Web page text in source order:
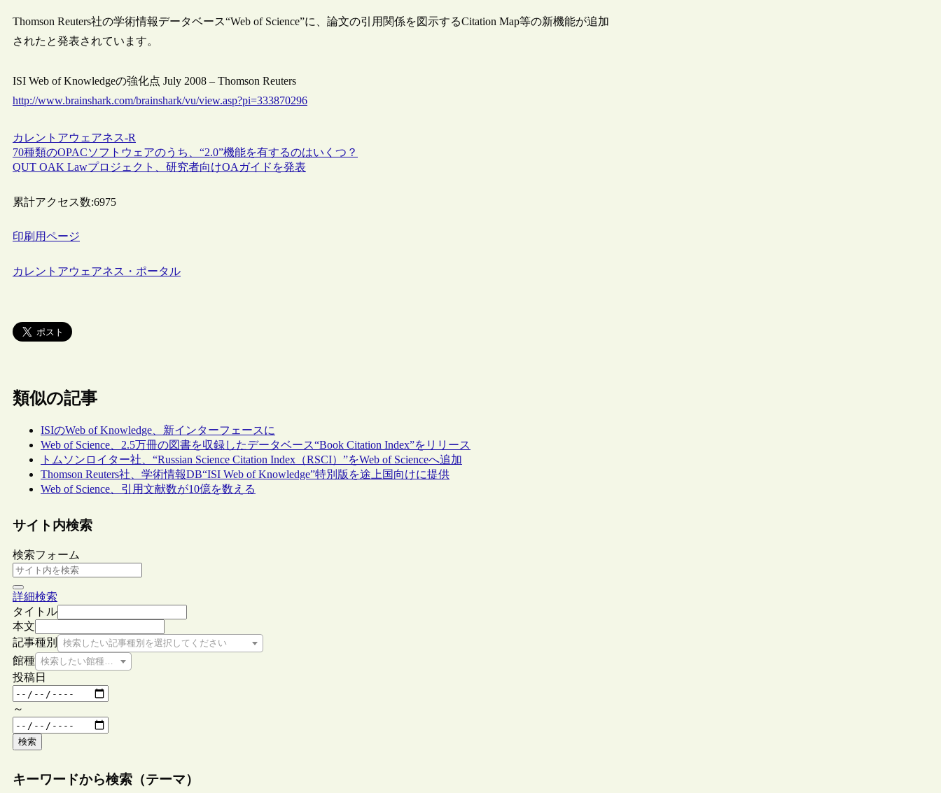
Thomson Reuters社の学術情報データベース“Web of Science”に、論文の引用関係を図示するCitation Map等の新機能が追加
されたと発表されています。
ISI Web of Knowledgeの強化点 July 2008 – Thomson Reuters
http://www.brainshark.com/brainshark/vu/view.asp?pi=333870296
カレントアウェアネス-R
70種類のOPACソフトウェアのうち、“2.0”機能を有するのはいくつ？
QUT OAK Lawプロジェクト、研究者向けOAガイドを発表
累計アクセス数:6975
印刷用ページ
カレントアウェアネス・ポータル
類似の記事
ISIのWeb of Knowledge、新インターフェースに
Web of Science、2.5万冊の図書を収録したデータベース“Book Citation Index”をリリース
トムソンロイター社、“Russian Science Citation Index（RSCI）”をWeb of Scienceへ追加
Thomson Reuters社、学術情報DB“ISI Web of Knowledge”特別版を途上国向けに提供
Web of Science、引用文献数が10億を数える
サイト内検索
検索フォーム
詳細検索
タイトル
本文
記事種別
検索したい記事種別を選択してください
館種 検索したい館種を選択してください
投稿日
～
検索
キーワードから検索（テーマ）